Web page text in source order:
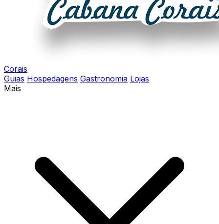
Corais
Guias Hospedagens Gastronomia Lojas
Mais